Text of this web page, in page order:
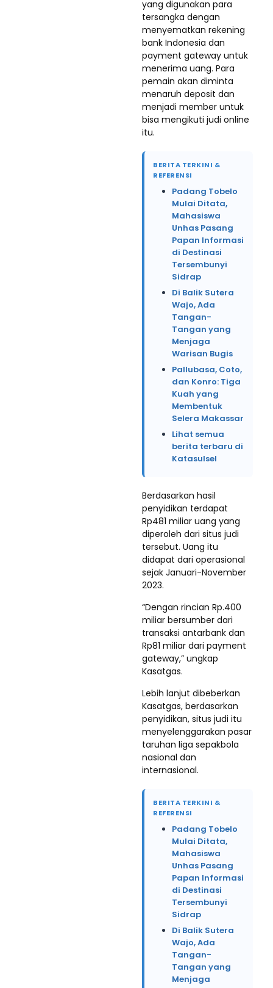
yang digunakan para
tersangka dengan
menyematkan rekening
bank Indonesia dan
payment gateway untuk
menerima uang. Para
pemain akan diminta
menaruh deposit dan
menjadi member untuk
bisa mengikuti judi online
itu.
BERITA TERKINI &
REFERENSI
Padang Tobelo
Mulai Ditata,
Mahasiswa
Unhas Pasang
Papan Informasi
di Destinasi
Tersembunyi
Sidrap
Di Balik Sutera
Wajo, Ada
Tangan-
Tangan yang
Menjaga
Warisan Bugis
Pallubasa, Coto,
dan Konro: Tiga
Kuah yang
Membentuk
Selera Makassar
Lihat semua
berita terbaru di
Katasulsel
Berdasarkan hasil
penyidikan terdapat
Rp481 miliar uang yang
diperoleh dari situs judi
tersebut. Uang itu
didapat dari operasional
sejak Januari-November
2023.
“Dengan rincian Rp.400
miliar bersumber dari
transaksi antarbank dan
Rp81 miliar dari payment
gateway,” ungkap
Kasatgas.
Lebih lanjut dibeberkan
Kasatgas, berdasarkan
penyidikan, situs judi itu
menyelenggarakan pasar
taruhan liga sepakbola
nasional dan
internasional.
BERITA TERKINI &
REFERENSI
Padang Tobelo
Mulai Ditata,
Mahasiswa
Unhas Pasang
Papan Informasi
di Destinasi
Tersembunyi
Sidrap
Di Balik Sutera
Wajo, Ada
Tangan-
Tangan yang
Menjaga